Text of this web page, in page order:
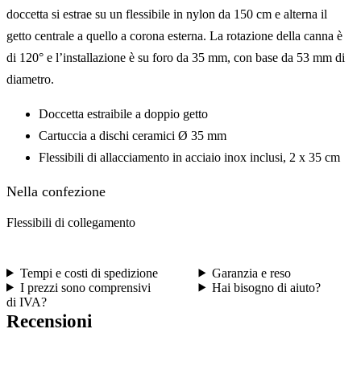
doccetta si estrae su un flessibile in nylon da 150 cm e alterna il
getto centrale a quello a corona esterna. La rotazione della canna è
di 120° e l’installazione è su foro da 35 mm, con base da 53 mm di
diametro.
Doccetta estraibile a doppio getto
Cartuccia a dischi ceramici Ø 35 mm
Flessibili di allacciamento in acciaio inox inclusi, 2 x 35 cm
Nella confezione
Flessibili di collegamento
Tempi e costi di spedizione
Garanzia e reso
I prezzi sono comprensivi
di IVA?
Hai bisogno di aiuto?
Recensioni